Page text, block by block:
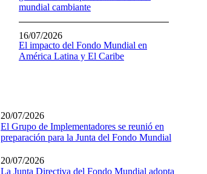
mundial cambiante
El impacto del Fondo Mundial en
América Latina y El Caribe
16/07/2026
20/07/2026
El Grupo de Implementadores se reunió en
preparación para la Junta del Fondo Mundial
20/07/2026
La Junta Directiva del Fondo Mundial adopta